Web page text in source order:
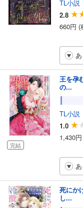
TL小説
2.8
660円 (
完結
王を孕
の...
TL小説
1.0
1,430
死にか
し...